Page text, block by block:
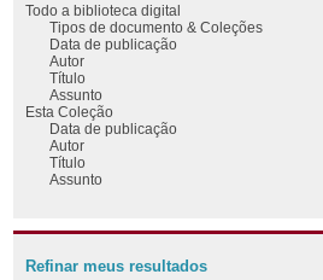
Todo a biblioteca digital
Tipos de documento & Coleções
Data de publicação
Autor
Título
Assunto
Esta Coleção
Data de publicação
Autor
Título
Assunto
Refinar meus resultados